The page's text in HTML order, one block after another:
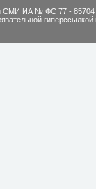
СМИ ИА № ФС 77 - 85704
гиперссылкой